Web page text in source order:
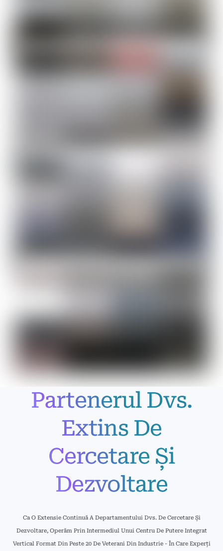
Partenerul Dvs.
Extins De
Cercetare Și
Dezvoltare
Ca O Extensie Continuă A Departamentului Dvs. De Cercetare Și
Dezvoltare, Operăm Prin Intermediul Unui Centru De Putere Integrat
Vertical Format Din Peste 20 De Veterani Din Industrie - În Care Experți